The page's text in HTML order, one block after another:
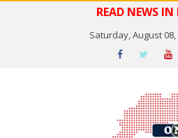
READ NEWS
Saturday, August 08,